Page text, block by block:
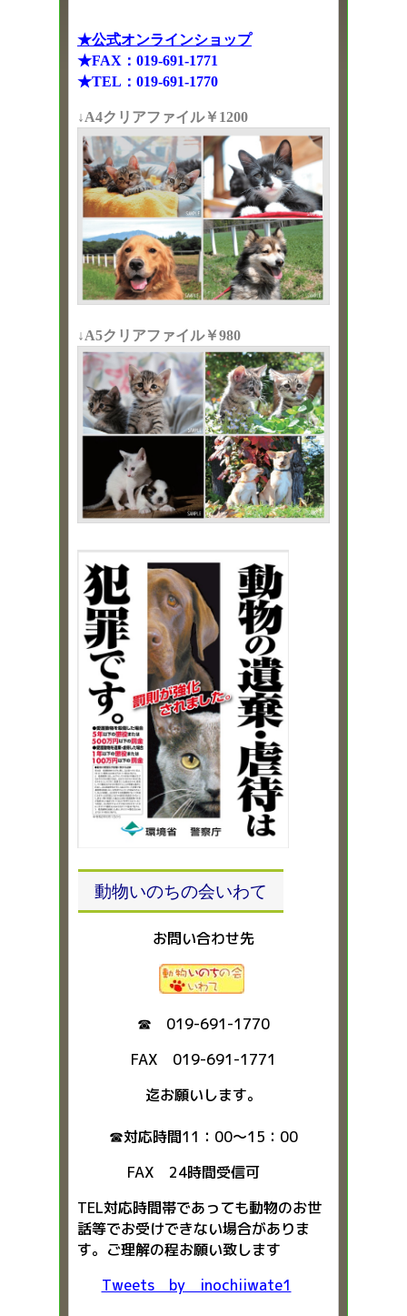
★公式オンラインショップ
★FAX：019-691-1771
★TEL：019-691-1770
↓A4クリアファイル￥1200
↓A5クリアファイル￥980
動物いのちの会いわて
お問い合わせ先
☎ 019-691-1770
FAX 019-691-1771
迄お願いします。
☎対応時間11：00～15：00
FAX 24時間受信可
TEL対応時間帯であっても動物のお世
話等でお受けできない場合がありま
す。ご理解の程お願い致します
Tweets by inochiiwate1